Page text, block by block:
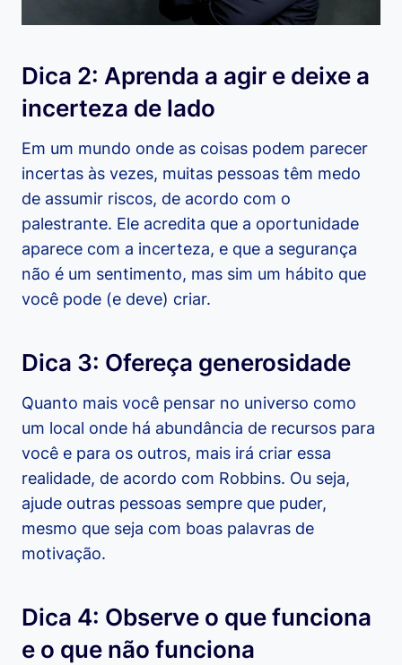
Dica 2: Aprenda a agir e deixe a
incerteza de lado
Em um mundo onde as coisas podem parecer
incertas às vezes, muitas pessoas têm medo
de assumir riscos, de acordo com o
palestrante. Ele acredita que a oportunidade
aparece com a incerteza, e que a segurança
não é um sentimento, mas sim um hábito que
você pode (e deve) criar.
Dica 3: Ofereça generosidade
Quanto mais você pensar no universo como
um local onde há abundância de recursos para
você e para os outros, mais irá criar essa
realidade, de acordo com Robbins. Ou seja,
ajude outras pessoas sempre que puder,
mesmo que seja com boas palavras de
motivação.
Dica 4: Observe o que funciona
e o que não funciona